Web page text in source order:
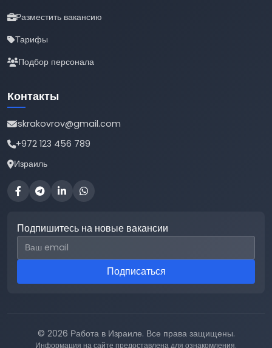
Разместить вакансию
Тарифы
Подбор персонала
Контакты
iskrakovrov@gmail.com
+972 123 456 789
Израиль
Подпишитесь на новые вакансии
Email для подписки
Подписаться
© 2026 Работа в Израиле. Все права защищены.
Информация на сайте предоставлена для ознакомления.